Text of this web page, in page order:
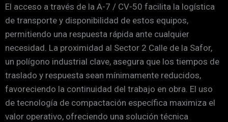
El acceso a través de la A-7 / CV-50 facilita la logística
de transporte y disponibilidad de estos equipos,
permitiendo una respuesta rápida ante cualquier
necesidad. La proximidad al Sector 2 Calle de la Safor,
un polígono industrial clave, asegura que los tiempos de
traslado y respuesta sean mínimamente reducidos,
favoreciendo la continuidad del trabajo en obra. El uso
de tecnología de compactación específica maximiza el
valor operativo, ofreciendo una solución técnica